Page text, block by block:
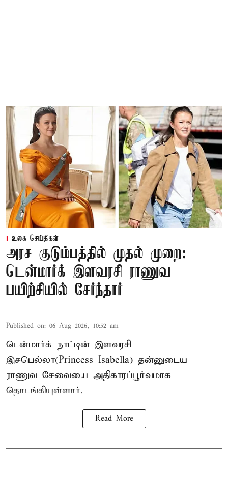
உலக செய்திகள்
அரச குடும்பத்தில் முதல் முறை:
டென்மார்க் இளவரசி ராணுவ
பயிற்சியில் சேர்ந்தார்
Published on: 06 Aug 2026, 10:52 am
டென்மார்க் நாட்டின் இளவரசி
இசபெல்லா(Princess Isabella) தன்னுடைய
ராணுவ சேவையை அதிகாரப்பூர்வமாக
தொடங்கியுள்ளார்.
Read More